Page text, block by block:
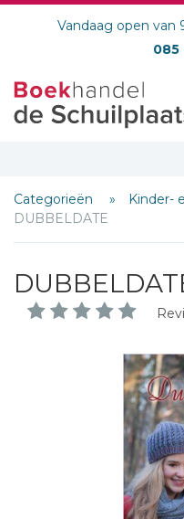
Vandaag open van
085
Categorieën
Kinder-
DUBBELDATE